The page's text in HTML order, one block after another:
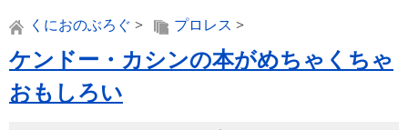
くにおのぶろぐ > プロレス >
ケンドー・カシンの本がめちゃくちゃ
おもしろい